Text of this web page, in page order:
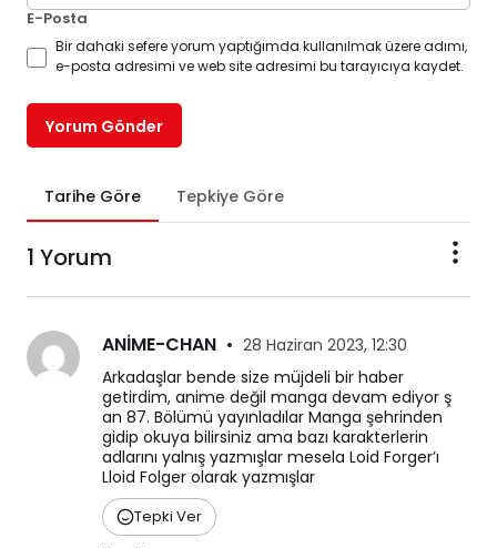
E-Posta
Bir dahaki sefere yorum yaptığımda kullanılmak üzere adımı,
e-posta adresimi ve web site adresimi bu tarayıcıya kaydet.
Yorum Gönder
Tarihe Göre Tepkiye Göre
1 Yorum
ANİME-CHAN • 28 Haziran 2023, 12:30
Arkadaşlar bende size müjdeli bir haber
getirdim, anime değil manga devam ediyor ş
an 87. Bölümü yayınladılar Manga şehrinden
gidip okuya bilirsiniz ama bazı karakterlerin
adlarını yalnış yazmışlar mesela Loid Forger’ı
Lloid Folger olarak yazmışlar
Tepki Ver